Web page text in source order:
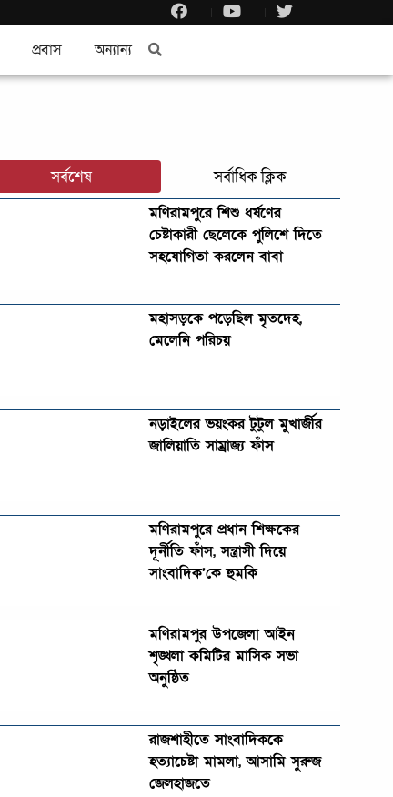
প্রবাস অন্যান্য
সর্বশেষ সর্বাধিক ক্লিক
মণিরামপুরে শিশু ধর্ষণের
চেষ্টাকারী ছেলেকে পুলিশে দিতে
সহযোগিতা করলেন বাবা
মহাসড়কে পড়েছিল মৃতদেহ,
মেলেনি পরিচয়
নড়াইলের ভয়ংকর টুটুল মুখার্জীর
জালিয়াতি সাম্রাজ্য ফাঁস
মণিরামপুরে প্রধান শিক্ষকের
দূর্নীতি ফাঁস, সন্ত্রাসী দিয়ে
সাংবাদিক’কে হুমকি
মণিরামপুর উপজেলা আইন
শৃঙ্খলা কমিটির মাসিক সভা
অনুষ্ঠিত‎‎
রাজশাহীতে সাংবাদিককে
হত্যাচেষ্টা মামলা, আসামি সুরুজ
জেলহাজতে